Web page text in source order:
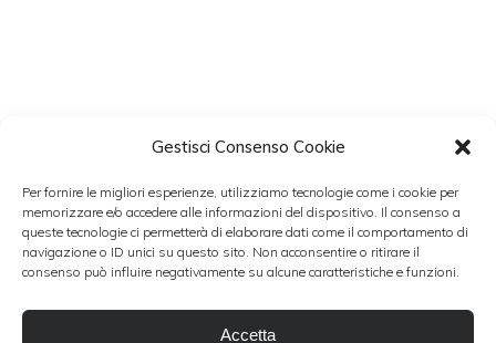
Gestisci Consenso Cookie
Per fornire le migliori esperienze, utilizziamo tecnologie come i cookie per
memorizzare e/o accedere alle informazioni del dispositivo. Il consenso a
queste tecnologie ci permetterà di elaborare dati come il comportamento di
navigazione o ID unici su questo sito. Non acconsentire o ritirare il
consenso può influire negativamente su alcune caratteristiche e funzioni.
Accetta
Resta aggiornato con Patch Wedding.